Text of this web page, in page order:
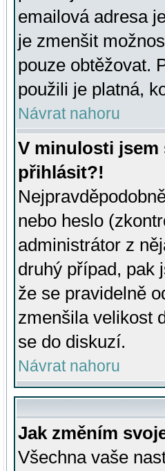
emailová adresa
je zmenšit
pouze obtěžovat.
použili je platná,
Návrat nahoru
V minulosti jsem
přihlásit?!
nebo heslo
administrátor z
druhý případ, pak
že se pravidelně
zmenšila velikost
se do diskuzí.
Návrat nahoru
Jak změním
Všechna vaše